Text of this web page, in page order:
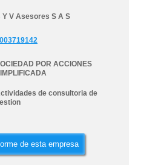
Y V Asesores S A S
POR ACCIONES
de consultoria de
de esta empresa